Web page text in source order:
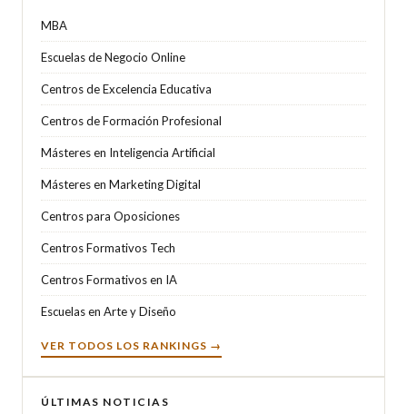
MBA
Escuelas de Negocio Online
Centros de Excelencia Educativa
Centros de Formación Profesional
Másteres en Inteligencia Artificial
Másteres en Marketing Digital
Centros para Oposiciones
Centros Formativos Tech
Centros Formativos en IA
Escuelas en Arte y Diseño
VER TODOS LOS RANKINGS →
ÚLTIMAS NOTICIAS